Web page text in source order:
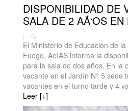
DISPONIBILIDAD DE
SALA DE 2 AÃ‘OS
| -
El Ministerio de Educación de
Fuego, AeIAS informa la
para la sala de dos años. En la
vacante en el Jardín N° 5 sede
vacantes en el turno tarde y 4
Leer [+]